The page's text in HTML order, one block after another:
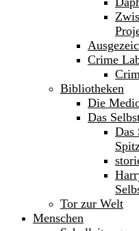
Crime
Bibliotheken
Die
Das
Das
Tor zur Welt
Menschen